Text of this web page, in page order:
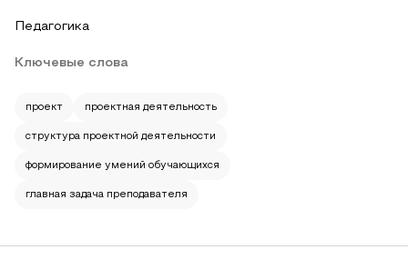
Педагогика
Ключевые слова
проект проектная деятельность
структура проектной деятельности
формирование умений обучающихся
главная задача преподавателя